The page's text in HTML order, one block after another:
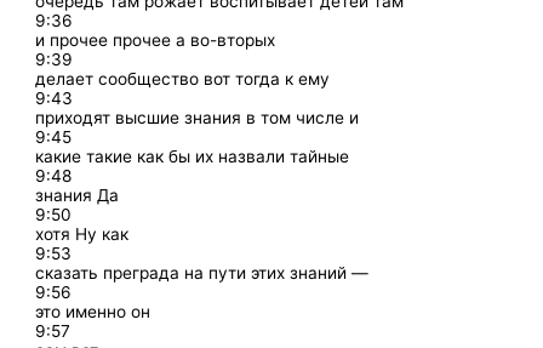
9:36
и прочее прочее а во-вторых
9:39
делает сообщество вот тогда к ему
9:43
приходят высшие знания в том числе и
9:45
какие такие как бы их назвали тайные
9:48
знания Да
9:50
хотя Ну как
9:53
сказать преграда на пути этих знаний —
9:56
это именно он
9:57